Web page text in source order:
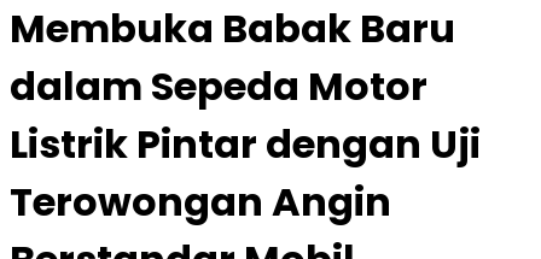
Membuka Babak Baru
dalam Sepeda Motor
Listrik Pintar dengan Uji
Terowongan Angin